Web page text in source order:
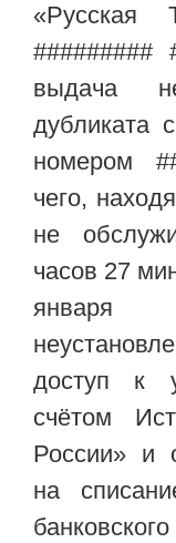
«Русская
#########
выдача
дубликата
номером
чего,
не
часов 27
января
доступ к
счётом
России» и
на